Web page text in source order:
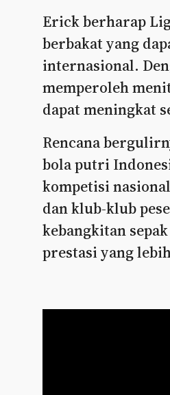
Erick berharap
berbakat yang
internasional.
memperoleh
dapat meningkat
Rencana
bola putri
kompetisi
dan klub-klub
kebangkitan
prestasi yang